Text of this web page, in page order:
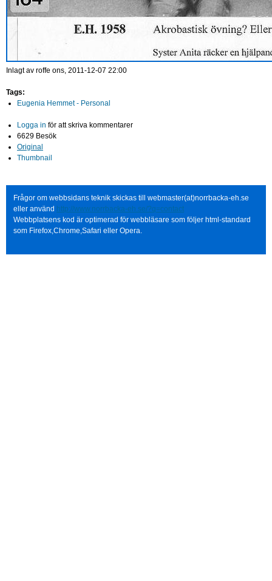
Inlagt av roffe ons, 2011-12-07 22:00
Tags:
Eugenia Hemmet - Personal
Logga in för att skriva kommentarer
6629 Besök
Original
Thumbnail
Frågor om webbsidans teknik skickas till webmaster(at)norrbacka-eh.se
eller använd http://www.norrbacka-eh.se/?q=contact
Webbplatsens kod är optimerad för webbläsare som följer html-standard
som Firefox,Chrome,Safari eller Opera.